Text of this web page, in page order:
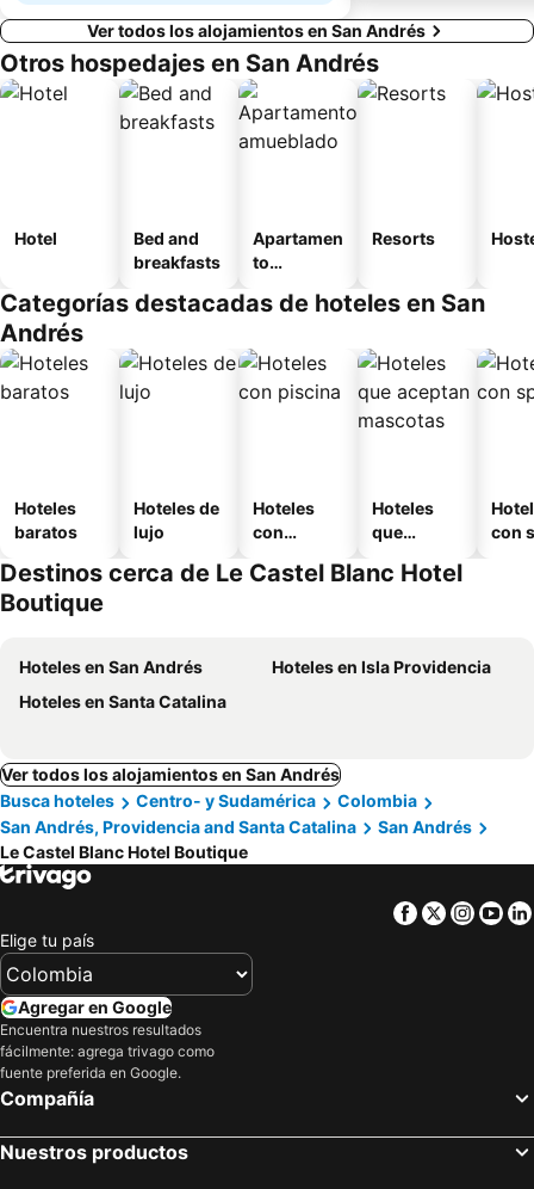
Ver todos los alojamientos en San Andrés
Otros hospedajes en San Andrés
Hotel
Bed and
breakfasts
Apartamen
to
o
Resorts
Categorías destacadas de hoteles en San
Andrés
Hoteles
baratos
Hoteles de
lujo
Hoteles
con
Hoteles
que
mascotas
con
Destinos cerca de Le Castel Blanc Hotel
Boutique
Hoteles en San Andrés
Hoteles en Isla Providencia
Hoteles en Santa Catalina
Ver todos los alojamientos en San Andrés
Busca hoteles
Centro- y Sudamérica
Colombia
San Andrés, Providencia and Santa Catalina
San Andrés
Le Castel Blanc Hotel Boutique
Facebook
Twitter
Elige tu país
Agregar en Google
Encuentra nuestros resultados
fácilmente: agrega trivago como
fuente preferida en Google.
Compañía
Nuestros productos